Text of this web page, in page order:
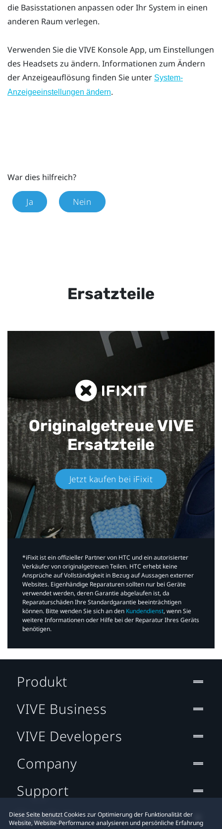
die Basisstationen anpassen oder Ihr System in einen
anderen Raum verlegen.
Verwenden Sie dieVIVE KonsoleApp, um Einstellungen
des Headsets zu ändern. Informationen zum Ändern
der Anzeigeauflösung finden Sie unter System-
Anzeigeeinstellungen ändern.
War dies hilfreich?
Ja Nein
Ersatzteile
Originalgetreue VIVE
Ersatzteile
Jetzt kaufen bei iFixit​
*iFixit ist ein offizieller Partner von HTC und ein autorisierter
Verkäufer von originalgetreuen Teilen. HTC erhebt keine
Ansprüche auf Vollständigkeit in Bezug auf Aussagen externer
Websites. Eigenhändige Reparaturen sollten nur bei Geräte
verwendet werden, deren Garantie abgelaufen ist, da
Reparaturschäden Ihre Standardgarantie beeinträchtigen
können. Bitte wenden Sie sich an den Kundendienst, wenn Sie
weitere Informationen oder Hilfe bei der Reparatur Ihres Geräts
benötigen.​
Diese Seite benutzt Cookies zur Optimierung der Funktionalität der
Website, Website-Performance analysieren und persönliche Erfahrung
Produkt
VIVE Business
VIVE Developers
Company
Support
Standort